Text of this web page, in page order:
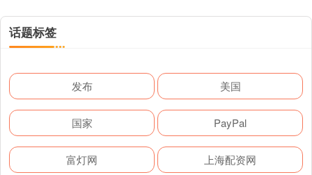
话题标签
发布 美国
国家 PayPal
富灯网 上海配资网